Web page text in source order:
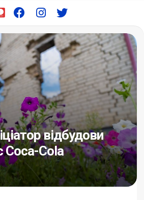
відбудови
Coca-Cola